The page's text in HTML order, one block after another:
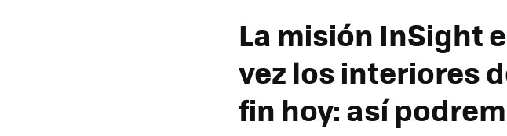
La misión InSight
vez los interiores
fin hoy: así